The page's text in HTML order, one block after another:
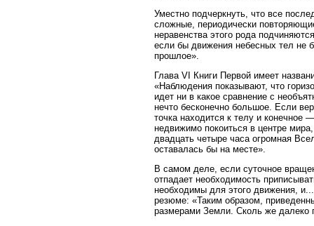
Уместно подчеркнуть, что все
сложные, периодически
неравенства этого рода
если бы движения небесных тел не
прошлое».
Глава VI Книги Первой имеет
«Наблюдения показывают, что
идет ни в какое сравнение с
нечто бесконечно большое. Если
точка находится к телу и
недвижимо покоиться в центре
двадцать четыре часа огромная
оставалась бы на месте».
В самом деле, если суточное
отпадает необходимость
необходимы для этого движения,
резюме: «Таким образом,
размерами Земли. Сколь же далеко